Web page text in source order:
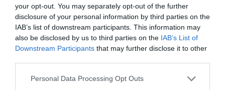
your opt-out. You may separately opt-out of the further
disclosure of your personal information by third parties on the
IAB’s list of downstream participants. This information may
also be disclosed by us to third parties on the IAB’s List of
Downstream Participants that may further disclose it to other
Please note that this website/app uses one or more Google
Personal Data Processing Opt Outs
támogatás, mivel a konkurens légitársaságok
betölthették volna a Tarom járatainak kiesésével
keletkező piaci űrt.
A magyar diszkont légitársaság korábban a
Blue Air számára nyújtott 300 millió lejes (22,89